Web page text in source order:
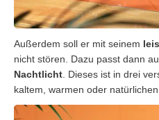
Außerdem soll er mit seinem
nicht stören. Dazu passt dann
Nachtlicht . Dieses ist in drei
kaltem, warmen oder natürlichen